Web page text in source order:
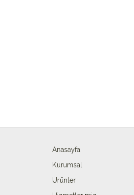
Anasayfa
Kurumsal
Ürünler